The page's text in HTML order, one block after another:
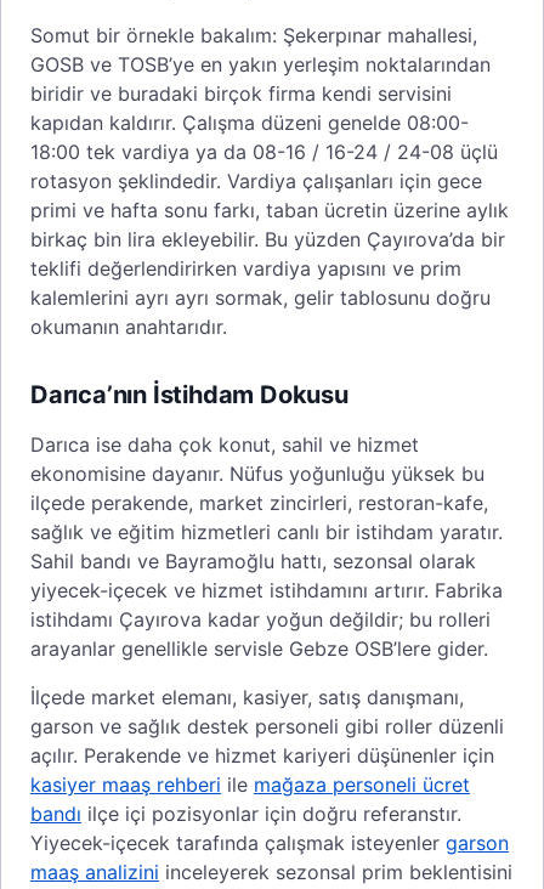
Somut bir örnekle bakalım: Şekerpınar mahallesi,
GOSB ve TOSB’ye en yakın yerleşim noktalarından
biridir ve buradaki birçok firma kendi servisini
kapıdan kaldırır. Çalışma düzeni genelde 08:00-
18:00 tek vardiya ya da 08-16 / 16-24 / 24-08 üçlü
rotasyon şeklindedir. Vardiya çalışanları için gece
primi ve hafta sonu farkı, taban ücretin üzerine aylık
birkaç bin lira ekleyebilir. Bu yüzden Çayırova’da bir
teklifi değerlendirirken vardiya yapısını ve prim
kalemlerini ayrı ayrı sormak, gelir tablosunu doğru
okumanın anahtarıdır.
Darıca’nın İstihdam Dokusu
Darıca ise daha çok konut, sahil ve hizmet
ekonomisine dayanır. Nüfus yoğunluğu yüksek bu
ilçede perakende, market zincirleri, restoran-kafe,
sağlık ve eğitim hizmetleri canlı bir istihdam yaratır.
Sahil bandı ve Bayramoğlu hattı, sezonsal olarak
yiyecek-içecek ve hizmet istihdamını artırır. Fabrika
istihdamı Çayırova kadar yoğun değildir; bu rolleri
arayanlar genellikle servisle Gebze OSB’lere gider.
İlçede market elemanı, kasiyer, satış danışmanı,
garson ve sağlık destek personeli gibi roller düzenli
açılır. Perakende ve hizmet kariyeri düşünenler için
kasiyer maaş rehberi ile mağaza personeli ücret
bandı ilçe içi pozisyonlar için doğru referanstır.
Yiyecek-içecek tarafında çalışmak isteyenler garson
maaş analizini inceleyerek sezonsal prim beklentisini